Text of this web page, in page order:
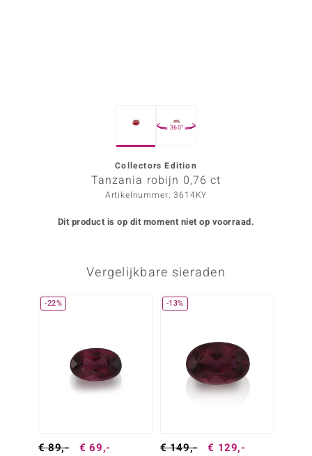
Collection
360°
Collectors Edition
Tanzania robijn 0,76 ct
Artikelnummer: 3614KY
Dit product is op dit moment niet op voorraad.
Vergelijkbare sieraden
-22%
€ 89,- € 69,-
-13%
€ 149,- € 129,-